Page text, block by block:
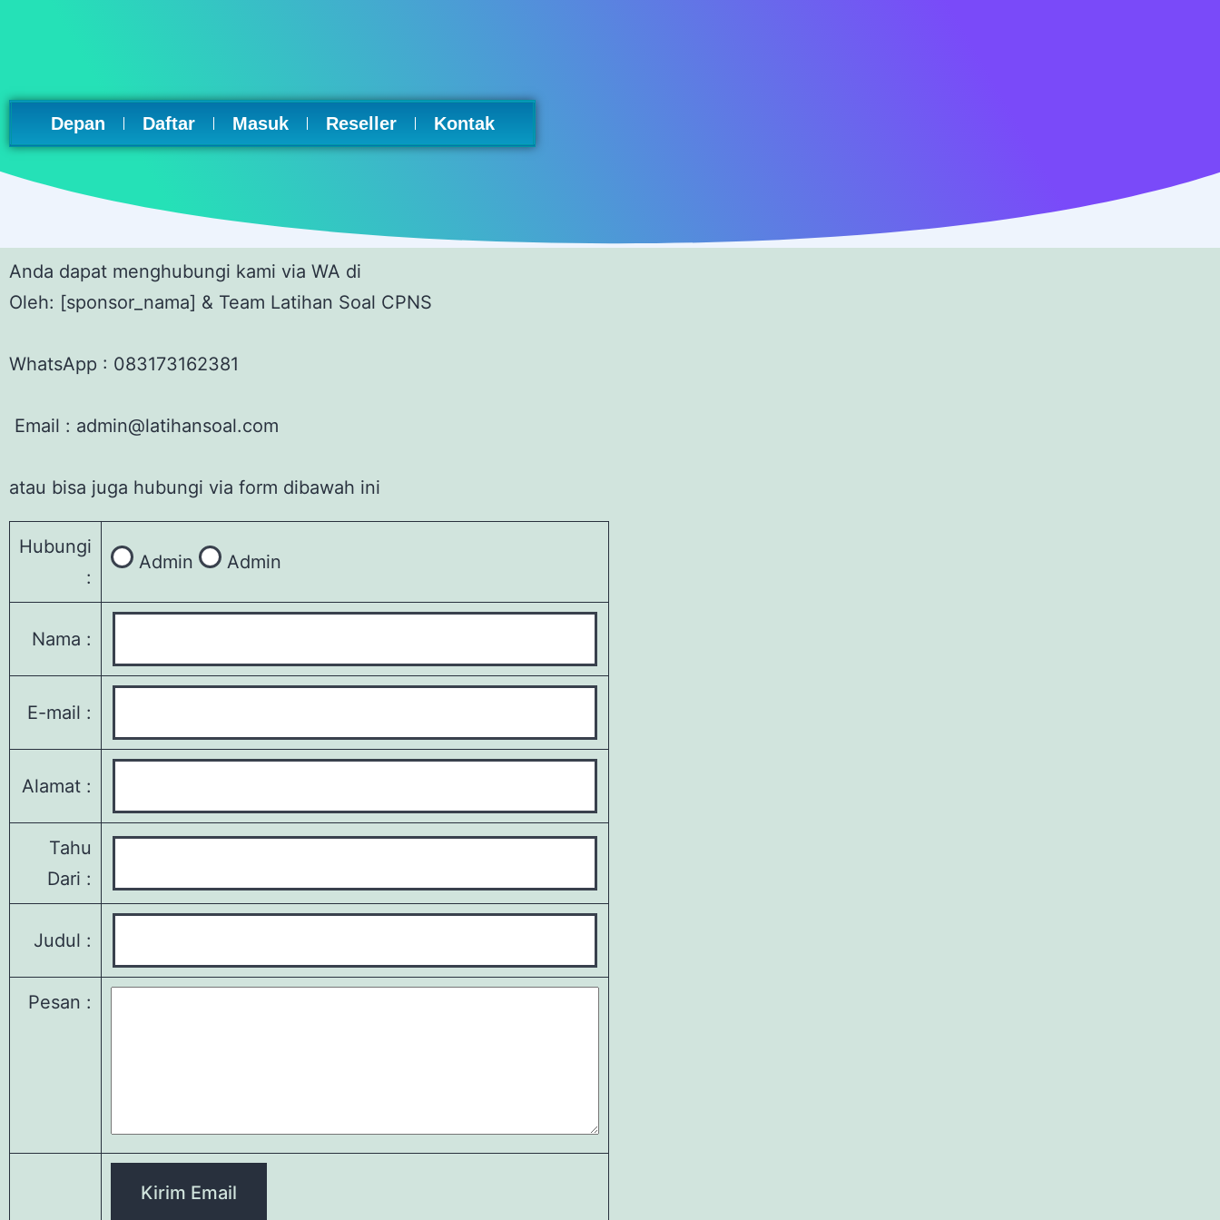
Depan Daftar Masuk Reseller Kontak
Anda dapat menghubungi kami via WA di
Oleh: [sponsor_nama] & Team Latihan Soal CPNS
WhatsApp : 083173162381
Email : admin@latihansoal.com
atau bisa juga hubungi via form dibawah ini
Hubungi
:
Admin Admin
Nama :
E-mail :
Alamat :
Tahu
Dari :
Judul :
Pesan :